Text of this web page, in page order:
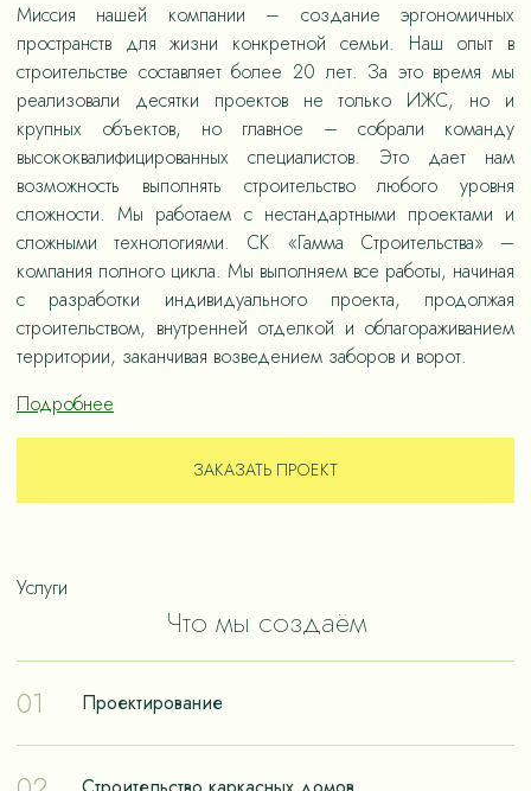
Миссия нашей компании – создание эргономичных
пространств для жизни конкретной семьи. Наш опыт в
строительстве составляет более 20 лет. За это время мы
реализовали десятки проектов не только ИЖС, но и
крупных объектов, но главное – собрали команду
высококвалифицированных специалистов. Это дает нам
возможность выполнять строительство любого уровня
сложности. Мы работаем с нестандартными проектами и
сложными технологиями. СК «Гамма Строительства» –
компания полного цикла. Мы выполняем все работы, начиная
с разработки индивидуального проекта, продолжая
строительством, внутренней отделкой и облагораживанием
территории, заканчивая возведением заборов и ворот.
Подробнее
ЗАКАЗАТЬ ПРОЕКТ
Услуги
Что мы создаём
01
Проектирование